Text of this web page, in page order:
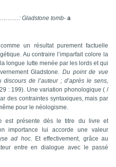
Gladstone tomb-a
un résultat purement factuelle
Au contraire l’imparfait colore la
longue lutte menée par les lords et qui
Gladstone.Du point de vue
discours de l’auteur ; d’après le sens,
: 199). Une variation phonologique ( /
des contraintes syntaxiques, mais par
pour le néologisme.
est présente dès le titre du livre et
importance lui accorde une valeur
ad hoc. Et effectivement, grâce au
entre en dialogue avec le passé